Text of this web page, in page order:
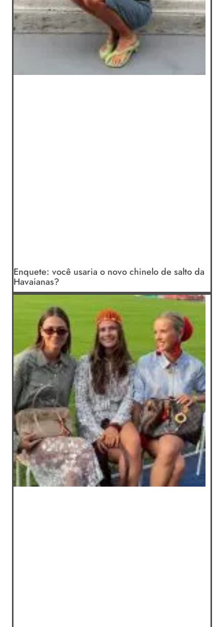
Enquete: você usaria o novo chinelo de salto da
Havaianas?